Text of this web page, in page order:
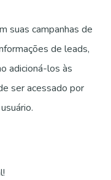
suas campanhas de
de leads,
adicioná-los às
ser acessado por